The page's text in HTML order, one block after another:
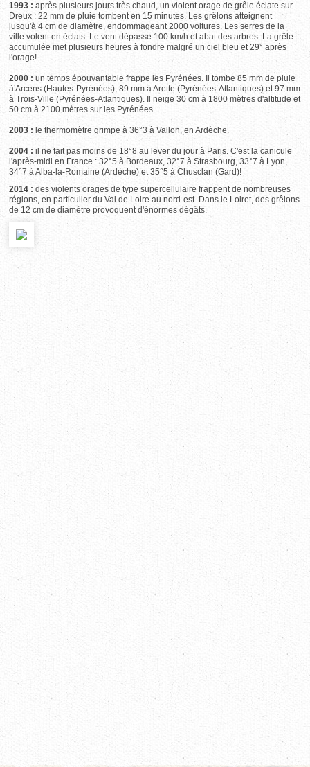
1993 : après plusieurs jours très chaud, un violent orage de grêle éclate sur
Dreux : 22 mm de pluie tombent en 15 minutes. Les grêlons atteignent
jusqu'à 4 cm de diamètre, endommageant 2000 voitures. Les serres de la
ville volent en éclats. Le vent dépasse 100 km/h et abat des arbres. La grêle
accumulée met plusieurs heures à fondre malgré un ciel bleu et 29° après
l'orage!
2000 : un temps épouvantable frappe les Pyrénées. Il tombe 85 mm de pluie
à Arcens (Hautes-Pyrénées), 89 mm à Arette (Pyrénées-Atlantiques) et 97 mm
à Trois-Ville (Pyrénées-Atlantiques). Il neige 30 cm à 1800 mètres d'altitude et
50 cm à 2100 mètres sur les Pyrénées.
2003 : le thermomètre grimpe à 36°3 à Vallon, en Ardèche.
2004 : il ne fait pas moins de 18°8 au lever du jour à Paris. C'est la canicule
l'après-midi en France : 32°5 à Bordeaux, 32°7 à Strasbourg, 33°7 à Lyon,
34°7 à Alba-la-Romaine (Ardèche) et 35°5 à Chusclan (Gard)!
2014 : des violents orages de type supercellulaire frappent de nombreuses
régions, en particulier du Val de Loire au nord-est. Dans le Loiret, des grêlons
de 12 cm de diamètre provoquent d'énormes dégâts.